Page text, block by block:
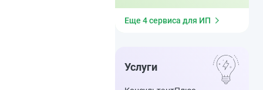
Еще 4 сервиса для ИП
Услуги